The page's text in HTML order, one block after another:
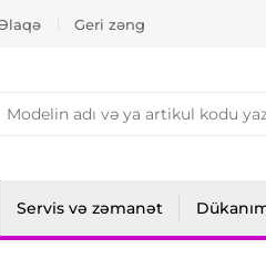
Geri zəng
Servis və zəmanət